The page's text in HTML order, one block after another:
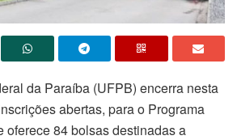
da Paraíba (UFPB) encerra nesta
abertas, para o Programa
oferece 84 bolsas destinadas a